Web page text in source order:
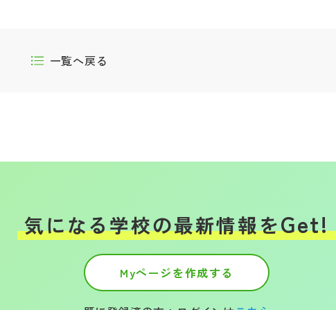
一覧へ戻る
気になる学校の最新情報をGet!
Myページを作成する